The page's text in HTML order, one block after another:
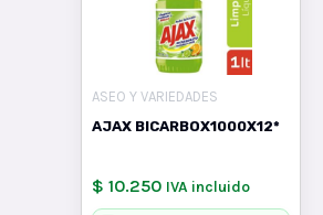
ASEO Y VARIEDADES
AJAX BICARBOX1000X12*
$ 10.250 IVA incluido